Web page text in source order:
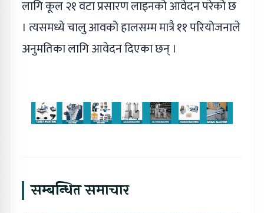
लागि कूल २१ वटा प्रसारण लाइनको आवेदन परेको छ
। त्यसमध्ये चालु आवको हालसम्म मात्रै ११ परियोजनाले
अनुमतिका लागि आवेदन दिएका छन् ।
सम्बन्धित समाचार